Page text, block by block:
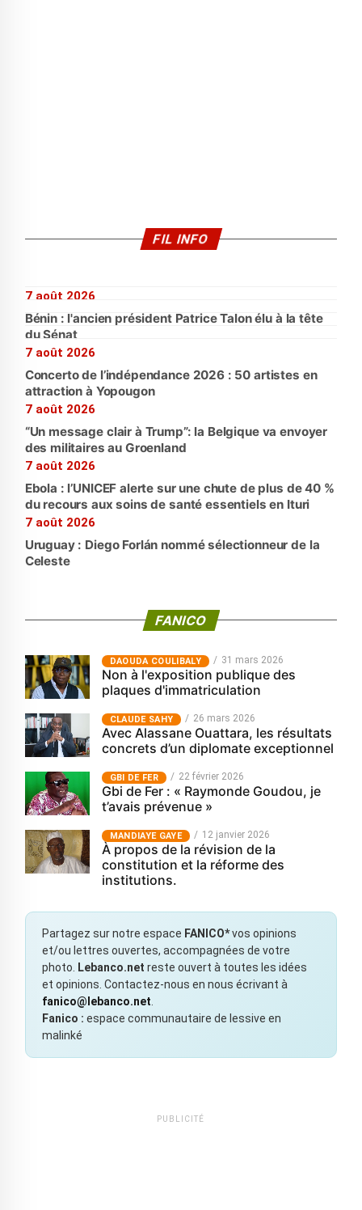
FIL INFO
7 août 2026
Bénin : l'ancien président Patrice Talon élu à la tête
du Sénat
7 août 2026
Concerto de l’indépendance 2026 : 50 artistes en
attraction à Yopougon
7 août 2026
“Un message clair à Trump”: la Belgique va envoyer
des militaires au Groenland
7 août 2026
Ebola : l’UNICEF alerte sur une chute de plus de 40 %
du recours aux soins de santé essentiels en Ituri
7 août 2026
Uruguay : Diego Forlán nommé sélectionneur de la
Celeste
FANICO
‎DAOUDA COULIBALY 31 mars 2026
Non à l'exposition publique des
plaques d'immatriculation
CLAUDE SAHY 26 mars 2026
Avec Alassane Ouattara, les résultats
concrets d’un diplomate exceptionnel
GBI DE FER 22 février 2026
Gbi de Fer : « Raymonde Goudou, je
t’avais prévenue »
MANDIAYE GAYE 12 janvier 2026
À propos de la révision de la
constitution et la réforme des
institutions.
Partagez sur notre espace FANICO*vos opinions
et/ou lettres ouvertes, accompagnées de votre
photo.
Lebanco.net reste ouvert à toutes les idées
et opinions. Contactez-nous en nous écrivant à
fanico@lebanco.net
Fanico : espace communautaire de lessive en
malinké
PUBLICITÉ